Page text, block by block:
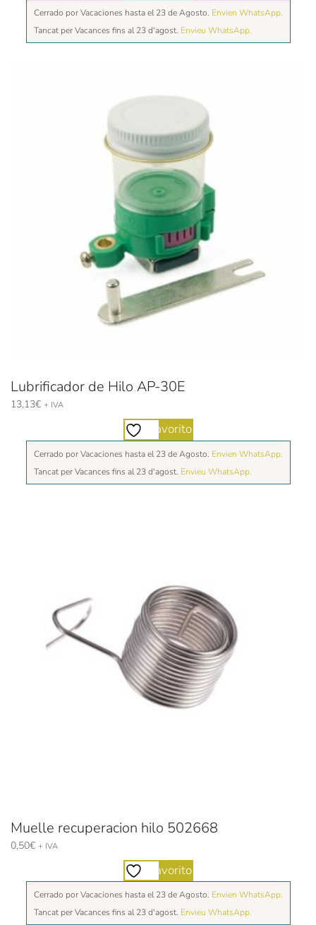
Cerrado por Vacaciones hasta el 23 de Agosto. Envien WhatsApp.
Tancat per Vacances fins al 23 d'agost. Envieu WhatsApp.
Lubrificador de Hilo AP-30E
13,13€ + IVA
Favorito
Cerrado por Vacaciones hasta el 23 de Agosto. Envien WhatsApp.
Tancat per Vacances fins al 23 d'agost. Envieu WhatsApp.
Muelle recuperacion hilo 502668
0,50€ + IVA
Favorito
Cerrado por Vacaciones hasta el 23 de Agosto. Envien WhatsApp.
Tancat per Vacances fins al 23 d'agost. Envieu WhatsApp.